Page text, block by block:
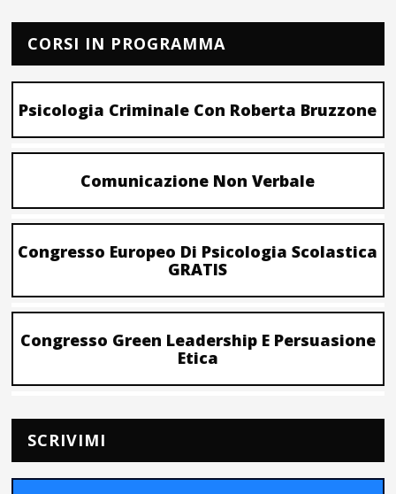
CORSI IN PROGRAMMA
Psicologia Criminale Con Roberta Bruzzone
Comunicazione Non Verbale
Congresso Europeo Di Psicologia Scolastica
GRATIS
Congresso Green Leadership E Persuasione
Etica
SCRIVIMI